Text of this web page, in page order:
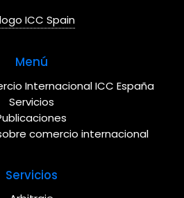
Menú
Internacional ICC España
Servicios
comercio internacional
Servicios